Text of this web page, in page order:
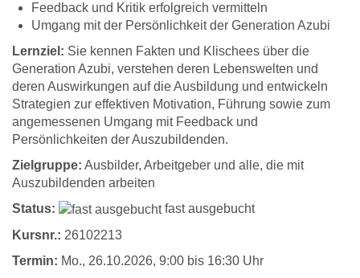
Feedback und Kritik erfolgreich vermitteln
Umgang mit der Persönlichkeit der Generation Azubi
Lernziel: Sie kennen Fakten und Klischees über die
Generation Azubi, verstehen deren Lebenswelten und
deren Auswirkungen auf die Ausbildung und entwickeln
Strategien zur effektiven Motivation, Führung sowie zum
angemessenen Umgang mit Feedback und
Persönlichkeiten der Auszubildenden.
Zielgruppe: Ausbilder, Arbeitgeber und alle, die mit
Auszubildenden arbeiten
Status:
fast ausgebucht
Kursnr.: 26102213
Termin: Mo., 26.10.2026, 9:00 bis 16:30 Uhr